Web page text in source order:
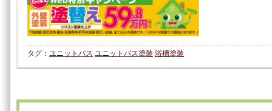
タグ： ユニットバス ユニットバス塗装 浴槽塗装